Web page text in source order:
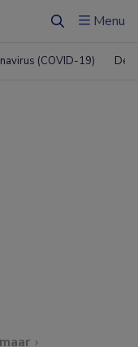
ZoekenMenu
(COVID-19)